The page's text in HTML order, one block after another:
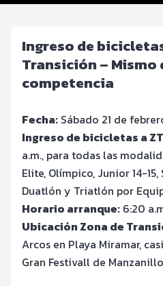
Ingreso de
Transición – Mismo
competencia
Fecha: Sábado 21 de
Ingreso de bicicletas a
a.m., para todas las
Elite, Olímpico, Junior 14-
Duatlón y Triatlón por
Horario arranque: 6:20
Ubicación Zona de
Arcos en Playa Miramar,
Gran Festivall de